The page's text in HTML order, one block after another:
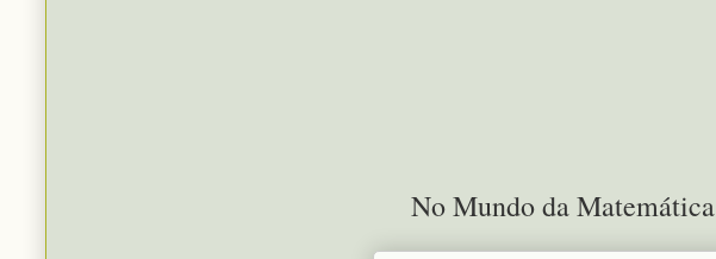
No Mundo da Matemática